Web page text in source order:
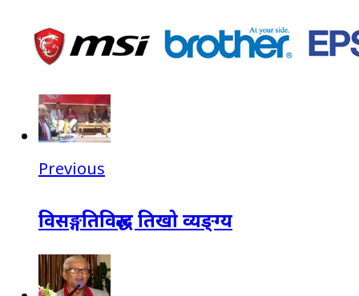
Previous
विसङ्गतिविरुद्ध तिखो व्यङ्ग्य